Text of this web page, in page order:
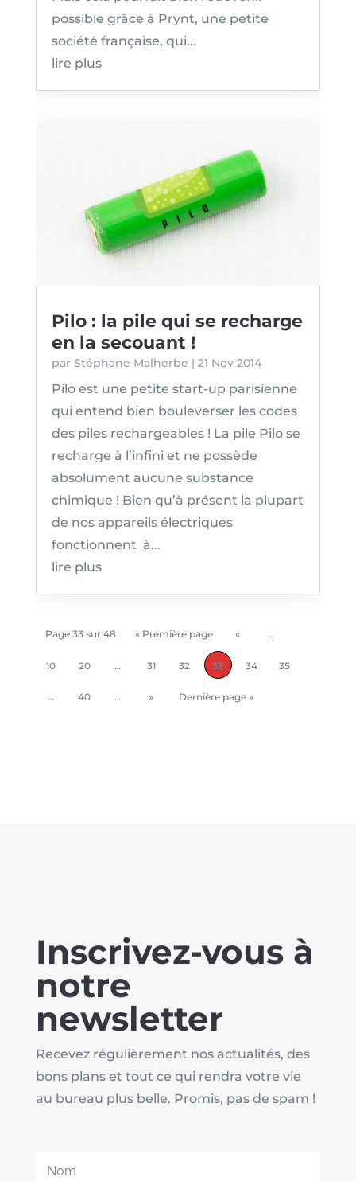
possible grâce à Prynt, une petite
société française, qui...
lire plus
Pilo : la pile qui se recharge
en la secouant !
par Stéphane Malherbe | 21 Nov 2014
Pilo est une petite start-up parisienne
qui entend bien bouleverser les codes
des piles rechargeables ! La pile Pilo se
recharge à l’infini et ne possède
absolument aucune substance
chimique ! Bien qu’à présent la plupart
de nos appareils électriques
fonctionnent à...
lire plus
Page 33 sur 48 « Première page « …
10 20 … 31 32 33 34 35
… 40 … » Dernière page »
Inscrivez-vous à
notre
newsletter
Recevez régulièrement nos actualités, des
bons plans et tout ce qui rendra votre vie
au bureau plus belle. Promis, pas de spam !